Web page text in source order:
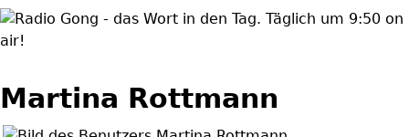
wortindentag-
Martina Rottmann